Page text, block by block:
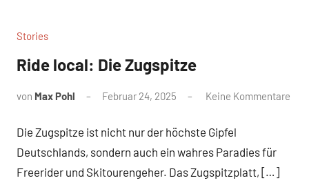
Stories
Ride local: Die Zugspitze
von Max Pohl Februar 24, 2025 Keine Kommentare
Die Zugspitze ist nicht nur der höchste Gipfel
Deutschlands, sondern auch ein wahres Paradies für
Freerider und Skitourengeher. Das Zugspitzplatt, […]